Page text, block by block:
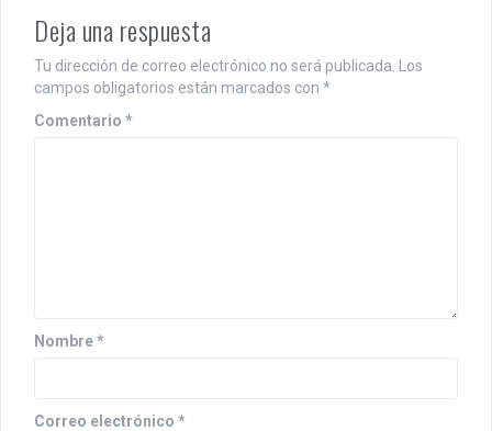
n
a
v
o
Deja una respuesta
Tu dirección de correo electrónico no será publicada. Los
campos obligatorios están marcados con *
Comentario *
Nombre*
Correo electrónico *